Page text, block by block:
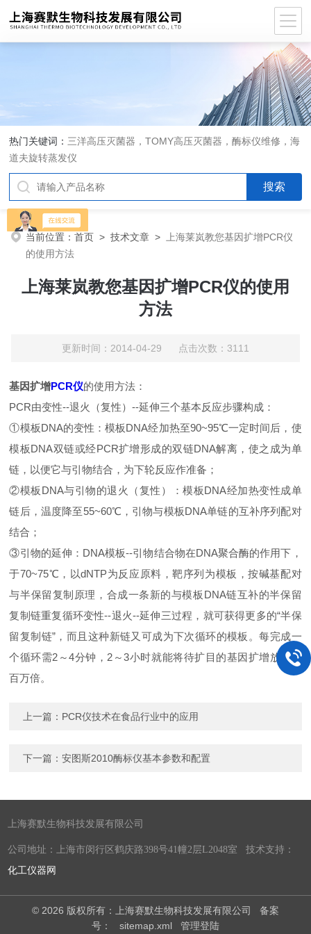
热门关键词： 三洋高压灭菌器，TOMY高压灭菌器，酶标仪维修，海
道夫旋转蒸发仪
当前位置：首页 >技术文章 >
上海莱岚教您基因扩增PCR仪
的使用方法
上海莱岚教您基因扩增PCR仪的使用
方法
更新时间：2014-04-29 点击次数：3111
基因扩增PCR仪的使用方法：
PCR由变性--退火（复性）--延伸三个基本反应步骤构成：
①模板DNA的变性：模板DNA经加热至90~95℃一定时间后，使
模板DNA双链或经PCR扩增形成的双链DNA解离，使之成为单
链，以便它与引物结合，为下轮反应作准备；
②模板DNA与引物的退火（复性）：模板DNA经加热变性成单
链后，温度降至55~60℃，引物与模板DNA单链的互补序列配对
结合；
③引物的延伸：DNA模板--引物结合物在DNA聚合酶的作用下，
于70~75℃，以dNTP为反应原料，靶序列为模板，按碱基配对
与半保留复制原理，合成一条新的与模板DNA链互补的半保留
复制链重复循环变性--退火--延伸三过程，就可获得更多的“半保
留复制链”，而且这种新链又可成为下次循环的模板。每完成一
个循环需2～4分钟，2～3小时就能将待扩目的基因扩增放大几
百万倍。
上一篇： PCR仪技术在食品行业中的应用
下一篇：安图斯2010酶标仪基本参数和配置
上海赛默生物科技发展有限公司
公司地址：上海市闵行区鹤庆路398号41幢2层L2048室 技术支持：
化工仪器网
© 2026 版权所有：上海赛默生物科技发展有限公司 备案
号：
sitemap.xml 管理登陆